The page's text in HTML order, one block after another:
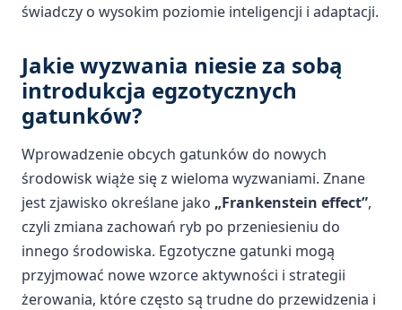
świadczy o wysokim poziomie inteligencji i adaptacji.
Jakie wyzwania niesie za sobą
introdukcja egzotycznych
gatunków?
Wprowadzenie obcych gatunków do nowych
środowisk wiąże się z wieloma wyzwaniami. Znane
jest zjawisko określane jako „Frankenstein effect”,
czyli zmiana zachowań ryb po przeniesieniu do
innego środowiska. Egzotyczne gatunki mogą
przyjmować nowe wzorce aktywności i strategii
żerowania, które często są trudne do przewidzenia i